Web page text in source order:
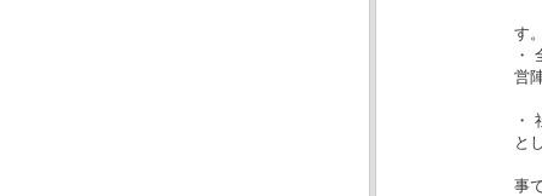
す
・
営
・
と
事